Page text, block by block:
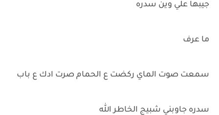
جيبها علي وين سدره
ما عرف
سمعت صوت الماي ركضت ع الحمام صرت ادك ع باب
سدره جاوبني شبيج الخاطر الله